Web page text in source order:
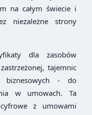
na całym świecie i
niezależne strony
dla zasobów
tajemnic
biznesowych - do
w umowach. Ta
z umowami